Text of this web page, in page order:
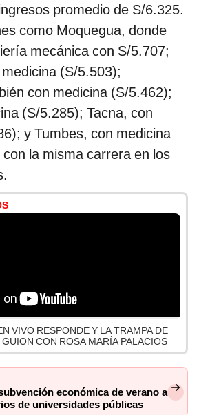
promedio de S/6.325.
como Moquegua, donde
mecánica con S/5.707;
(S/5.503);
con medicina (S/5.462);
(S/5.285); Tacna, con
y Tumbes, con medicina
la misma carrera en los
VIVO RESPONDE Y LA TRAMPA DE
CON ROSA MARÍA PALACIOS
económica de verano a
de universidades públicas